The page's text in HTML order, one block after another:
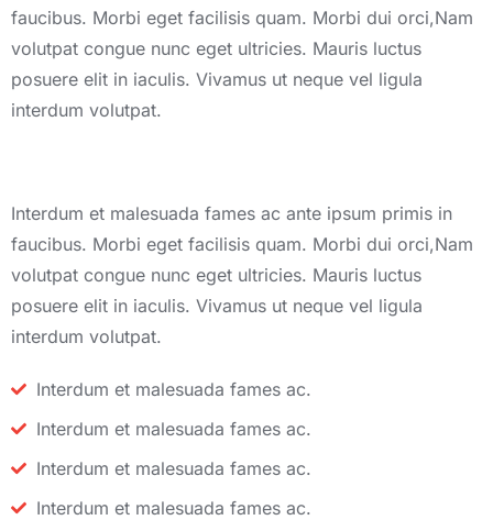
faucibus. Morbi eget facilisis quam. Morbi dui orci,Nam
volutpat congue nunc eget ultricies. Mauris luctus
posuere elit in iaculis. Vivamus ut neque vel ligula
interdum volutpat.
Interdum et malesuada fames ac ante ipsum primis in
faucibus. Morbi eget facilisis quam. Morbi dui orci,Nam
volutpat congue nunc eget ultricies. Mauris luctus
posuere elit in iaculis. Vivamus ut neque vel ligula
interdum volutpat.
Interdum et malesuada fames ac.
Interdum et malesuada fames ac.
Interdum et malesuada fames ac.
Interdum et malesuada fames ac.